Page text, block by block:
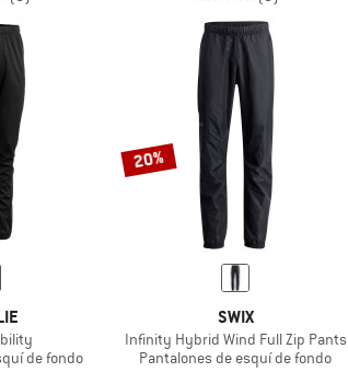
de fondo
20%
SWIX
Infinity Hybrid Wind Full Zip Pants
Pantalones de esquí de fondo